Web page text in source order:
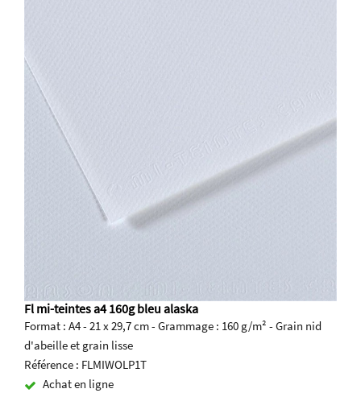
Fl mi-teintes a4 160g bleu alaska
Format : A4 - 21 x 29,7 cm - Grammage : 160 g/m² - Grain nid
d'abeille et grain lisse
Référence : FLMIWOLP1T
Achat en ligne